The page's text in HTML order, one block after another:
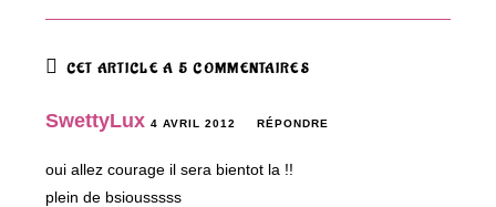
CET ARTICLE A 5 COMMENTAIRES
SwettyLux 4 AVRIL 2012 RÉPONDRE
oui allez courage il sera bientot la !!
plein de bsiousssss